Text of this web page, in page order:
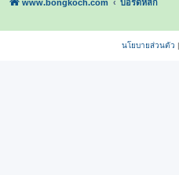
www.bongkoch.com บอร์ดหลัก
นโยบายส่วนตัว |